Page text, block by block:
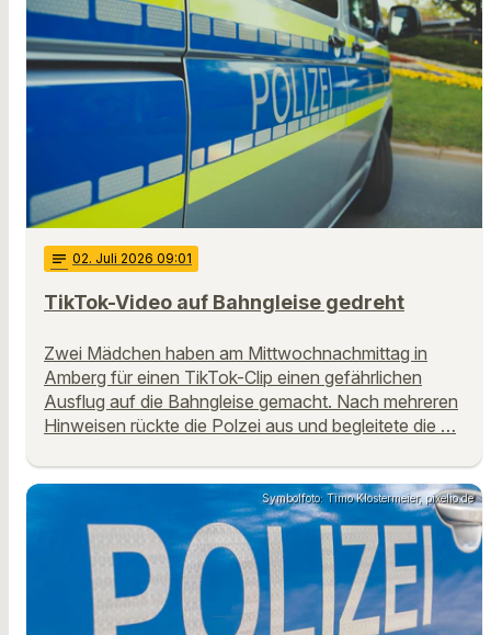
notes 02. Juli 2026 09:01
TikTok-Video auf Bahngleise gedreht
Zwei Mädchen haben am Mittwochnachmittag in
Amberg für einen TikTok-Clip einen gefährlichen
Ausflug auf die Bahngleise gemacht. Nach mehreren
Hinweisen rückte die Polzei aus und begleitete die …
Symbolfoto: Timo Klostermeier, pixelio.de